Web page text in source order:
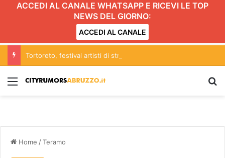
ACCEDI AL CANALE WHATSAPP E RICEVI LE TOP
NEWS DEL GIORNO:
ACCEDI AL CANALE
Menu
Home /Teramo